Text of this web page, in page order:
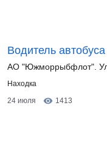
Водитель автобуса
АО "Южморрыбфлот".
Находка
24 июля
1413